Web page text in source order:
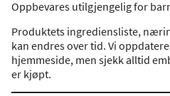
Oppbevares utilgjengelig for
Produktets ingrediensliste,
kan endres over tid. Vi
hjemmeside, men sjekk alltid
er kjøpt.